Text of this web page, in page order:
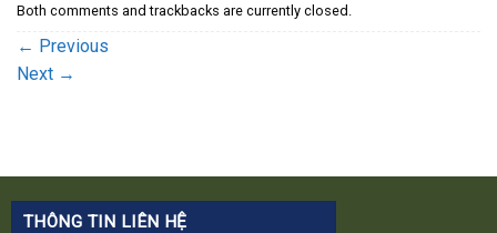
Both comments and trackbacks are currently closed.
← Previous
Next →
THÔNG TIN LIÊN HỆ